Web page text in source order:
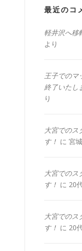
最近のコ
軽井沢へ移
より
王子でのマ
終了いたし
り
大宮でのス
す！ に 宮
大宮でのス
す！ に 20
大宮でのス
す！ に 20